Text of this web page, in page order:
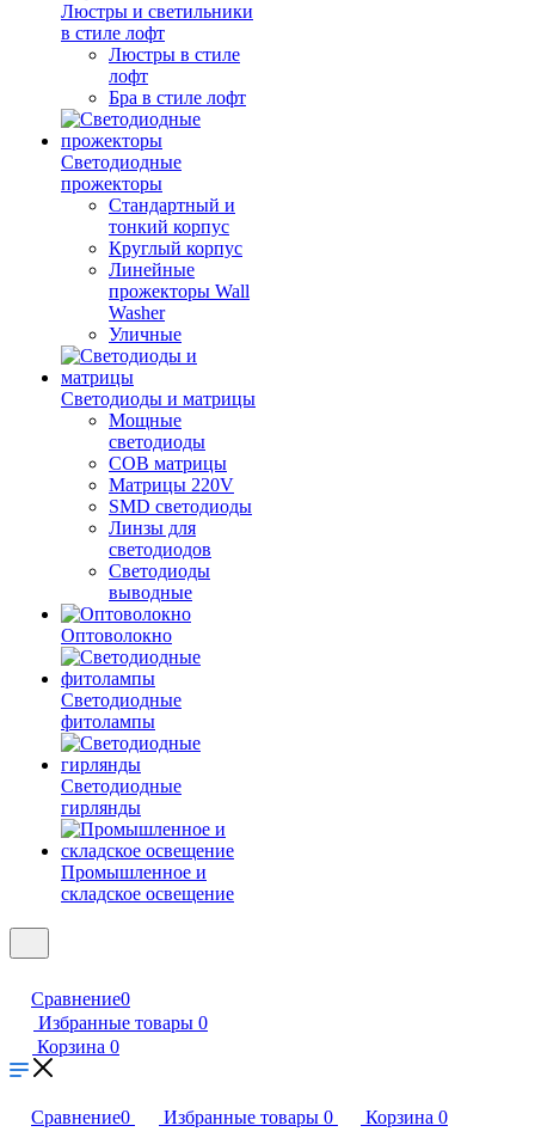
Люстры и светильники
в стиле лофт
Люстры в стиле
лофт
Бра в стиле лофт
Светодиодные
прожекторы
Стандартный и
тонкий корпус
Круглый корпус
Линейные
прожекторы Wall
Washer
Уличные
Светодиоды и матрицы
Мощные
светодиоды
COB матрицы
Матрицы 220V
SMD светодиоды
Линзы для
светодиодов
Светодиоды
выводные
Оптоволокно
Светодиодные
фитолампы
Светодиодные
гирлянды
Промышленное и
складское освещение
Сравнение0
Избранные товары 0
Корзина 0
Сравнение0 Избранные товары 0 Корзина 0